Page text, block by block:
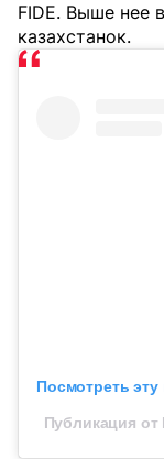
FIDE. Выше нее
казахстанок.
Посмотреть
Публикация